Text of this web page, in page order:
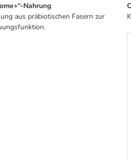
Nahrung
aus präbiotischen Fasern zur